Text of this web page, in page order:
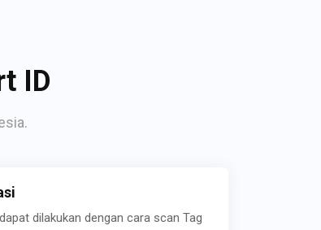
ID
dilakukan dengan cara scan Tag